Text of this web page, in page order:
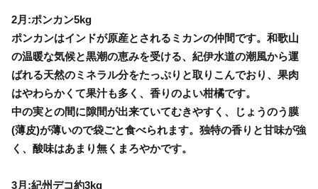
2月:ポンカン5kg
ポンカンはインドが原産とされるミカンの仲間です。和歌山
の温暖な気候と黒潮の恵みを受ける、紀伊水道の潮風から運
ばれる天然のミネラル分をたっぷりと取りこんでおり、果肉
はやわらかくて果汁も多く、香りのよい柑橘です。
中の実との間に隙間が出来ていてむきやすく、じょうのう膜
(薄皮)が薄いので袋ごと食べられます。独特の香りと甘味が強
く、酸味はあまり無くまろやかです。
3月:紀州デコ約3kg